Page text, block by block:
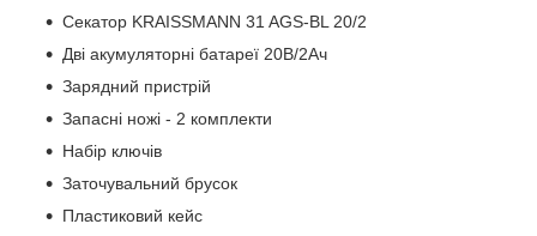
Секатор KRAISSMANN 31 AGS-BL 20/2
Дві акумуляторні батареї 20В/2Ач
Зарядний пристрій
Запасні ножі - 2 комплекти
Набір ключів
Заточувальний брусок
Пластиковий кейс